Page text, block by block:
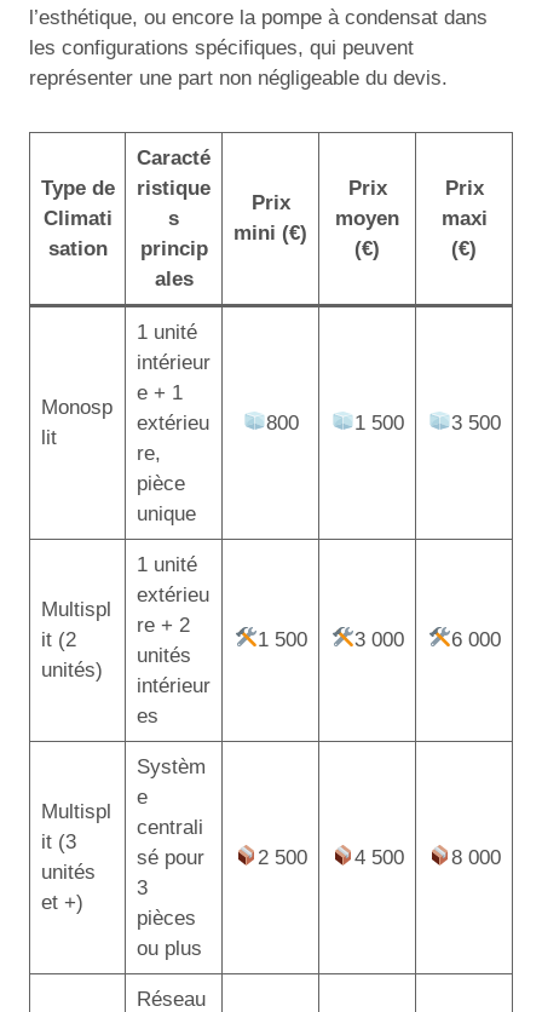
l’esthétique, ou encore la pompe à condensat dans
les configurations spécifiques, qui peuvent
représenter une part non négligeable du devis.
Type de
Climati
sation
Caracté
ristique
s
princip
ales
Prix
mini (€)
Prix
moyen
(€)
Prix
maxi
(€)
Monosp
lit
1 unité
intérieur
e + 1
extérieu
re,
pièce
unique
800 1 500 3 500
Multispl
it (2
unités)
1 unité
extérieu
re + 2
unités
intérieur
es
1 500 3 000 6 000
Multispl
it (3
unités
et +)
Systèm
e
centrali
sé pour
3
pièces
ou plus
2 500 4 500 8 000
Réseau